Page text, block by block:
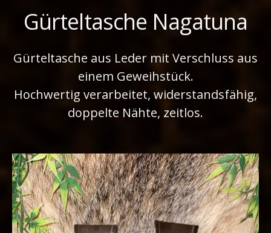
Gürteltasche Nagatuna
Gürteltasche aus Leder mit Verschluss aus
einem Geweihstück.
Hochwertig verarbeitet, widerstandsfähig,
doppelte Nähte, zeitlos.